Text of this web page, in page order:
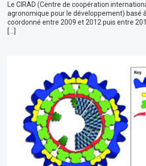
Le CIRAD (Centre de coopération
agronomique pour le développement) basé
coordonné entre 2009 et 2012 puis entre
[…]